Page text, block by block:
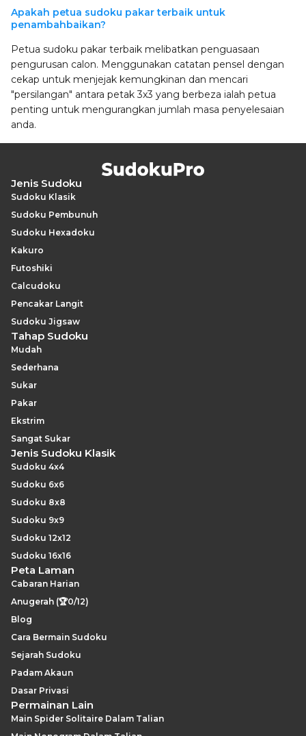
Apakah petua sudoku pakar terbaik untuk
penambahbaikan?
Petua sudoku pakar terbaik melibatkan penguasaan
pengurusan calon. Menggunakan catatan pensel dengan
cekap untuk menjejak kemungkinan dan mencari
"persilangan" antara petak 3x3 yang berbeza ialah petua
penting untuk mengurangkan jumlah masa penyelesaian
anda.
Jenis Sudoku
Sudoku Klasik
Sudoku Pembunuh
Sudoku Hexadoku
Kakuro
Futoshiki
Calcudoku
Pencakar Langit
Sudoku Jigsaw
Tahap Sudoku
Mudah
Sederhana
Sukar
Pakar
Ekstrim
Sangat Sukar
Jenis Sudoku Klasik
Sudoku 4x4
Sudoku 6x6
Sudoku 8x8
Sudoku 9x9
Sudoku 12x12
Sudoku 16x16
Peta Laman
Cabaran Harian
Anugerah (🏆0/12)
Blog
Cara Bermain Sudoku
Sejarah Sudoku
Padam Akaun
Dasar Privasi
Permainan Lain
Main Spider Solitaire Dalam Talian